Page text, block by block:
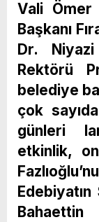
Vali
Başkanı
Dr.
Rektörü
belediye
çok
günleri
etkinlik,